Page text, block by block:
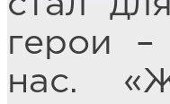
герои –
нас.